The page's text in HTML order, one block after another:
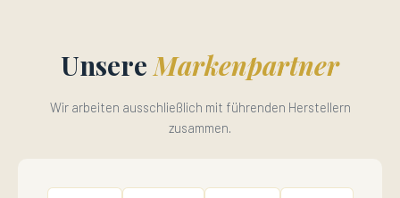
Unsere Markenpartner
Wir arbeiten ausschließlich mit führenden Herstellern
zusammen.